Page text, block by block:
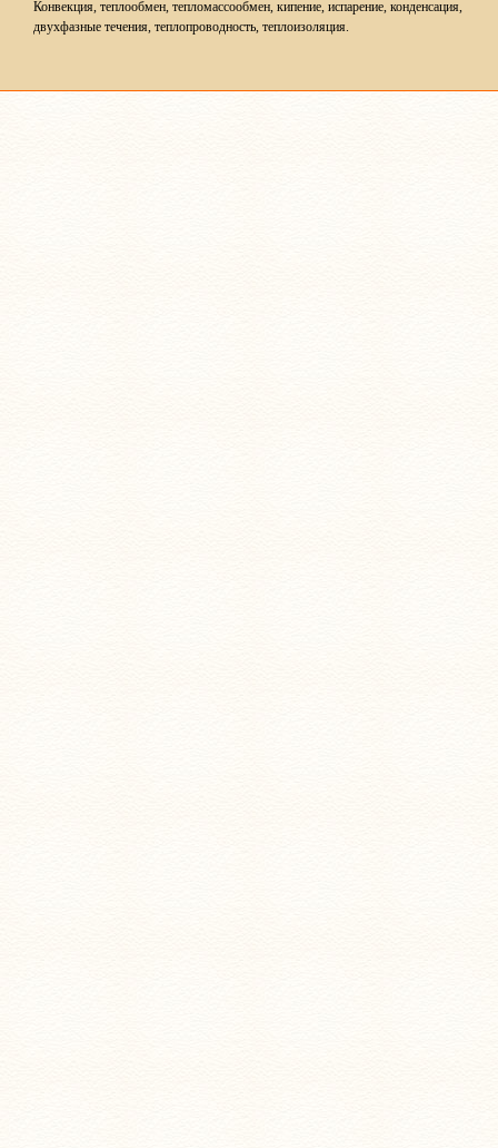
Конвекция, теплообмен, тепломассообмен, кипение, испарение, конденсация,
двухфазные течения, теплопроводность, теплоизоляция.